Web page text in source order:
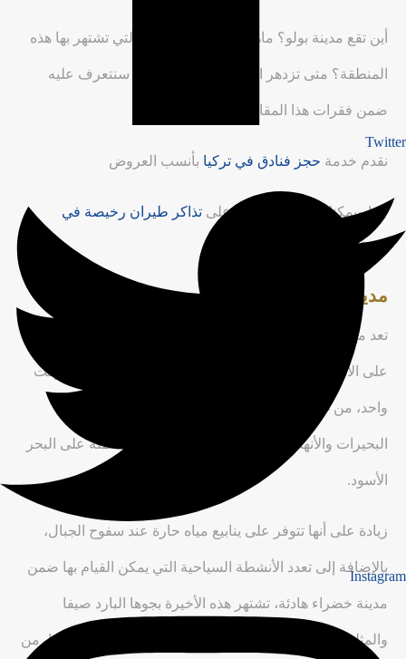
Twitter
Instagram
أين تقع مدينة بولو؟ ماهي الأماكن السياحية التي تشتهر بها هذه
المنطقة؟ متى تزدهر السياحة ببولو؟ كل هذا سنتعرف عليه
ضمن فقرات هذا المقال.
نقدم خدمة حجز فنادق في تركيا بأنسب العروض
كما ويمكنك ان تحصل معنا على تذاكر طيران رخيصة في
اسطنبول
مدينة بولو Polo
تعد مدينة بولو أحد الأماكن النادرة ذات جمال وطبيعة تخالها جنة
على الأرض لما تمتزج فيها عوالم الطبيعة مع الحداثة في وقت
واحد، من غابات غنية بتنوعها النباتي والحيواني التي تشقها
البحيرات والأنهار، عدا عن شواطئها الساحرة المطلة على البحر
الأسود.
زيادة على أنها تتوفر على ينابيع مياه حارة عند سفوح الجبال،
بالإضافة إلى تعدد الأنشطة السياحية التي يمكن القيام بها ضمن
مدينة خضراء هادئة، تشتهر هذه الأخيرة بجوها البارد صيفا
والمثلج شتاءا، وهذا يجعل منها مقصد مهما للسياح في تركيا، من